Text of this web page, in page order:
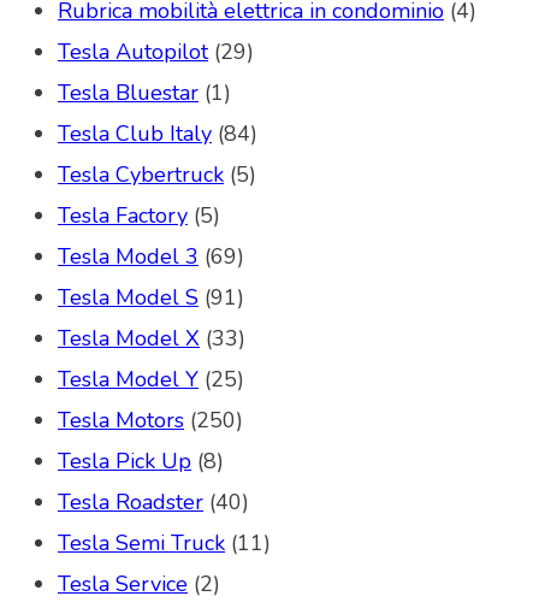
Rubrica mobilità elettrica in condominio (4)
Tesla Autopilot(29)
Tesla Bluestar (1)
Tesla Club Italy (84)
Tesla Cybertruck (5)
Tesla Factory (5)
Tesla Model 3 (69)
Tesla Model S (91)
Tesla Model X (33)
Tesla Model Y (25)
Tesla Motors (250)
Tesla Pick Up (8)
Tesla Roadster (40)
Tesla Semi Truck (11)
Tesla Service (2)